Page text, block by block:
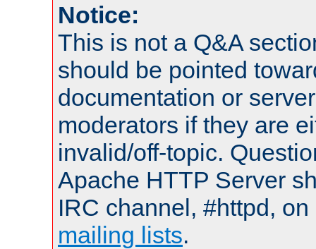
Notice:
This is not a Q&A
should be pointed
documentation or
moderators if they are
invalid/off-topic.
Apache HTTP Server
IRC channel, #httpd,
mailing lists.